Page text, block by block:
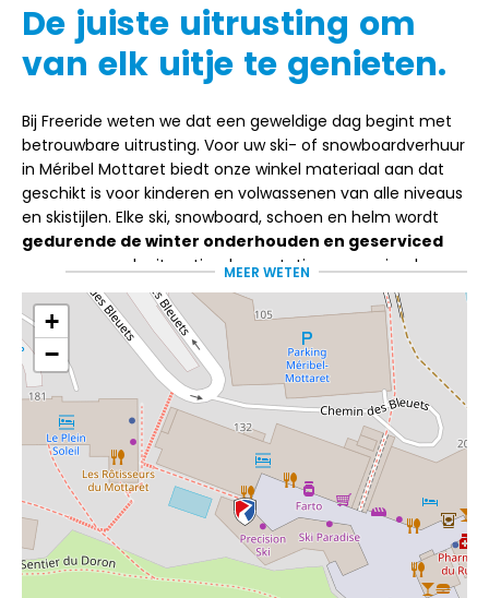
De juiste uitrusting om
van elk uitje te genieten.
Bij Freeride weten we dat een geweldige dag begint met
betrouwbare uitrusting. Voor uw ski- of snowboardverhuur
in Méribel Mottaret biedt onze winkel materiaal aan dat
geschikt is voor kinderen en volwassenen van alle niveaus
en skistijlen. Elke ski, snowboard, schoen en helm wordt
gedurende de winter onderhouden en geserviced
om een ​​soepele rit, optimale prestaties en maximale
veiligheid tijdens uw verblijf te garanderen. We hebben
een ruime keuze aan topmerken: Rossignol, Salomon,
Nitro, Blizzard, Burton en meer.
Een team dat de bergen
kent.
Ons team van gepassioneerde skitechnici neemt de tijd
om met u te overleggen en uw wensen te begrijpen
voordat uw uitrusting wordt klaargemaakt. Of u nu de
piste op wilt om te skiën of de omgeving op uw gemak
wilt verkennen, u profiteert van persoonlijk advies en
MEER WETEN
+
−